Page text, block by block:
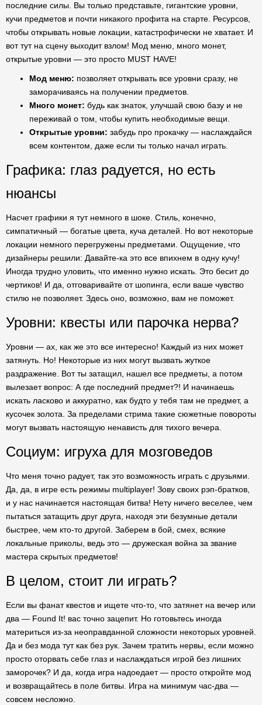
последние силы. Вы только представьте, гигантские уровни,
кучи предметов и почти никакого профита на старте. Ресурсов,
чтобы открывать новые локации, катастрофически не хватает. И
вот тут на сцену выходит взлом! Мод меню, много монет,
открытые уровни — это просто MUST HAVE!
Мод меню: позволяет открывать все уровни сразу, не
заморачиваясь на получении предметов.
Много монет: будь как знаток, улучшай свою базу и не
переживай о том, чтобы купить необходимые вещи.
Открытые уровни: забудь про прокачку — наслаждайся
всем контентом, даже если ты только начал играть.
Графика: глаз радуется, но есть
нюансы
Насчет графики я тут немного в шоке. Стиль, конечно,
симпатичный — богатые цвета, куча деталей. Но вот некоторые
локации немного перегружены предметами. Ощущение, что
дизайнеры решили: Давайте-ка это все впихнем в одну кучу!
Иногда трудно уловить, что именно нужно искать. Это бесит до
чертиков! И да, отговаривайте от шопинга, если ваше чувство
стилю не позволяет. Здесь оно, возможно, вам не поможет.
Уровни: квесты или парочка нерва?
Уровни — ах, как же это все интересно! Каждый из них может
затянуть. Но! Некоторые из них могут вызвать жуткое
раздражение. Вот ты затащил, нашел все предметы, а потом
вылезает вопрос: А где последний предмет?! И начинаешь
искать ласково и аккуратно, как будто у тебя там не предмет, а
кусочек золота. За пределами стрима такие сюжетные повороты
могут вызвать настоящую ненависть для тихого вечера.
Социум: игруха для мозговедов
Что меня точно радует, так это возможность играть с друзьями.
Да, да, в игре есть режимы multiplayer! Зову своих рэп-братков,
и у нас начинается настоящая битва! Нету ничего веселее, чем
пытаться затащить друг друга, находя эти безумные детали
быстрее, чем кто-то другой. Заберем в бой, смех, всякие
локальные приколы, ведь это — дружеская война за звание
мастера скрытых предметов!
В целом, стоит ли играть?
Если вы фанат квестов и ищете что-то, что затянет на вечер или
два — Found It! вас точно зацепит. Но готовьтесь иногда
материться из-за неоправданной сложности некоторых уровней.
Да и без мода тут как без рук. Зачем тратить нервы, если можно
просто оторвать себе глаз и наслаждаться игрой без лишних
заморочек? И да, когда игра надоедает — просто откройте мод
и возвращайтесь в поле битвы. Игра на минимум час-два —
совсем несложно.